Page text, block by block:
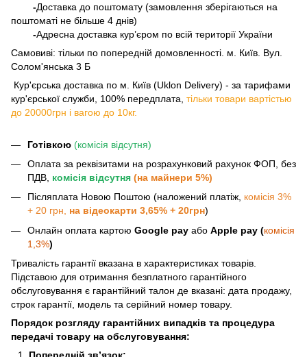
-Доставка до поштомату (замовлення зберігаються на
поштоматі не більше 4 днів)
-Адресна доставка кур’єром по всій території України
Самовиві: тільки по попередній домовленності. м. Київ. Вул.
Солом'янська 3 Б
​​​​​​ Кур'єрська доставка по м. Київ (Uklon Delivery) - за тарифами
кур'єрської служби, 100% передплата, тільки товари вартістью
до 20000грн і вагою до 10кг.
Готівкою (комісія відсутня)
Оплата за реквізитами на розрахунковий рахунок ФОП, без
ПДВ, комісія відсутня (на майнери 5%)
Післяплата Новою Поштою (наложений платіж, комісія 3%
+ 20 грн, на відеокарти 3,65% + 20грн)
Онлайн оплата картою Google pay або Apple pay (комісія
1,3%)
Тривалість гарантії вказана в характеристиках товарів.
Підставою для отримання безплатного гарантійного
обслуговування є гарантійний талон де вказані: дата продажу,
строк гарантії, модель та серійний номер товару.
Порядок розгляду гарантійних випадків та процедура
передачі товару на обслуговування: